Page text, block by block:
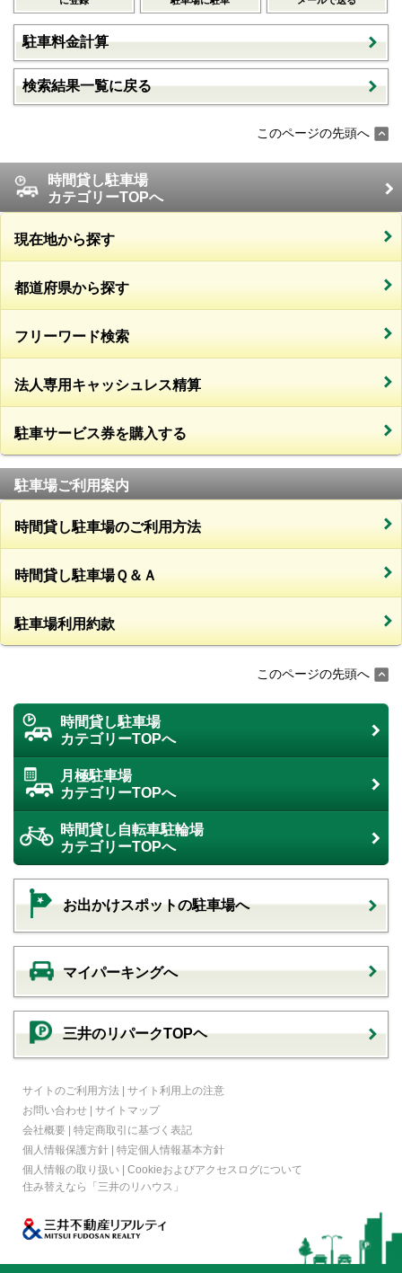
駐車料金計算
検索結果一覧に戻る
このページの先頭へ
時間貸し駐車場
カテゴリーTOPへ
現在地から探す
都道府県から探す
フリーワード検索
法人専用キャッシュレス精算
駐車サービス券を購入する
駐車場ご利用案内
時間貸し駐車場のご利用方法
時間貸し駐車場Ｑ＆Ａ
駐車場利用約款
このページの先頭へ
時間貸し駐車場
カテゴリーTOPへ
月極駐車場
カテゴリーTOPへ
時間貸し自転車駐輪場
カテゴリーTOPへ
お出かけスポットの駐車場へ
マイパーキングへ
三井のリパークTOPヘ
サイトのご利用方法 | サイト利用上の注意
お問い合わせ | サイトマップ
会社概要 | 特定商取引に基づく表記
個人情報保護方針 | 特定個人情報基本方針
個人情報の取り扱い | Cookieおよびアクセスログについて
住み替えなら
「三井のリハウス」